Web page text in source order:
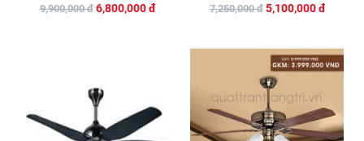
9,900,000 đ 6,800,000 đ 7,250,000 đ 5,100,000 đ